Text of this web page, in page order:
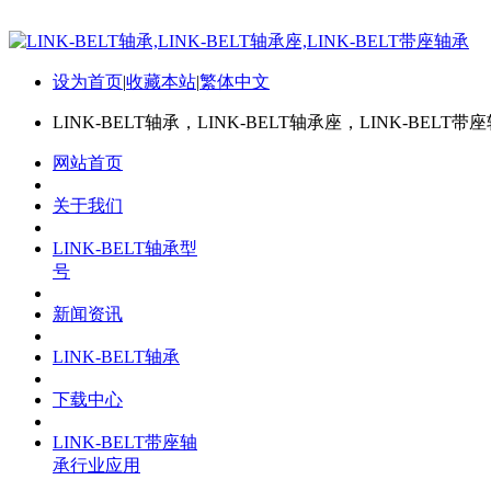
设为首页|收藏本站|繁体中文
LINK-BELT轴承，LINK-BELT轴承座，LINK-BELT带座
网站首页
关于我们
LINK-BELT轴承型
号
新闻资讯
LINK-BELT轴承
下载中心
LINK-BELT带座轴
承行业应用